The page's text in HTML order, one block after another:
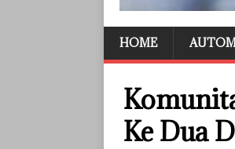
HOME
Ke Dua